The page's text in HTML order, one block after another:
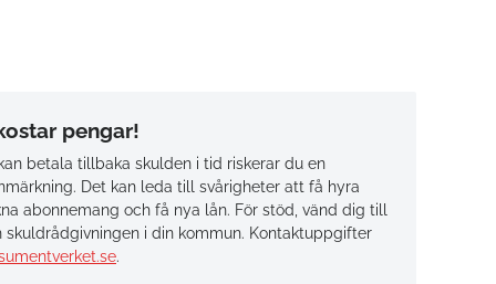
pengar!
betala tillbaka skulden i tid riskerar du en
Det kan leda till svårigheter att få hyra
abonnemang och få nya lån. För stöd, vänd dig till
skuldrådgivningen i din kommun. Kontaktuppgifter
.